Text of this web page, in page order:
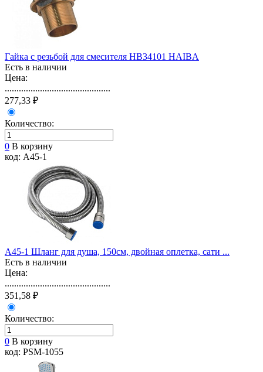
Гайка с резьбой для смесителя НВ34101 HAIBA
Есть в наличии
Цена:
.............................................
277,33 ₽
Количество:
0 В корзину
код: A45-1
A45-1 Шланг для душа, 150см, двойная оплетка, сати ...
Есть в наличии
Цена:
.............................................
351,58 ₽
Количество:
0 В корзину
код: PSM-1055